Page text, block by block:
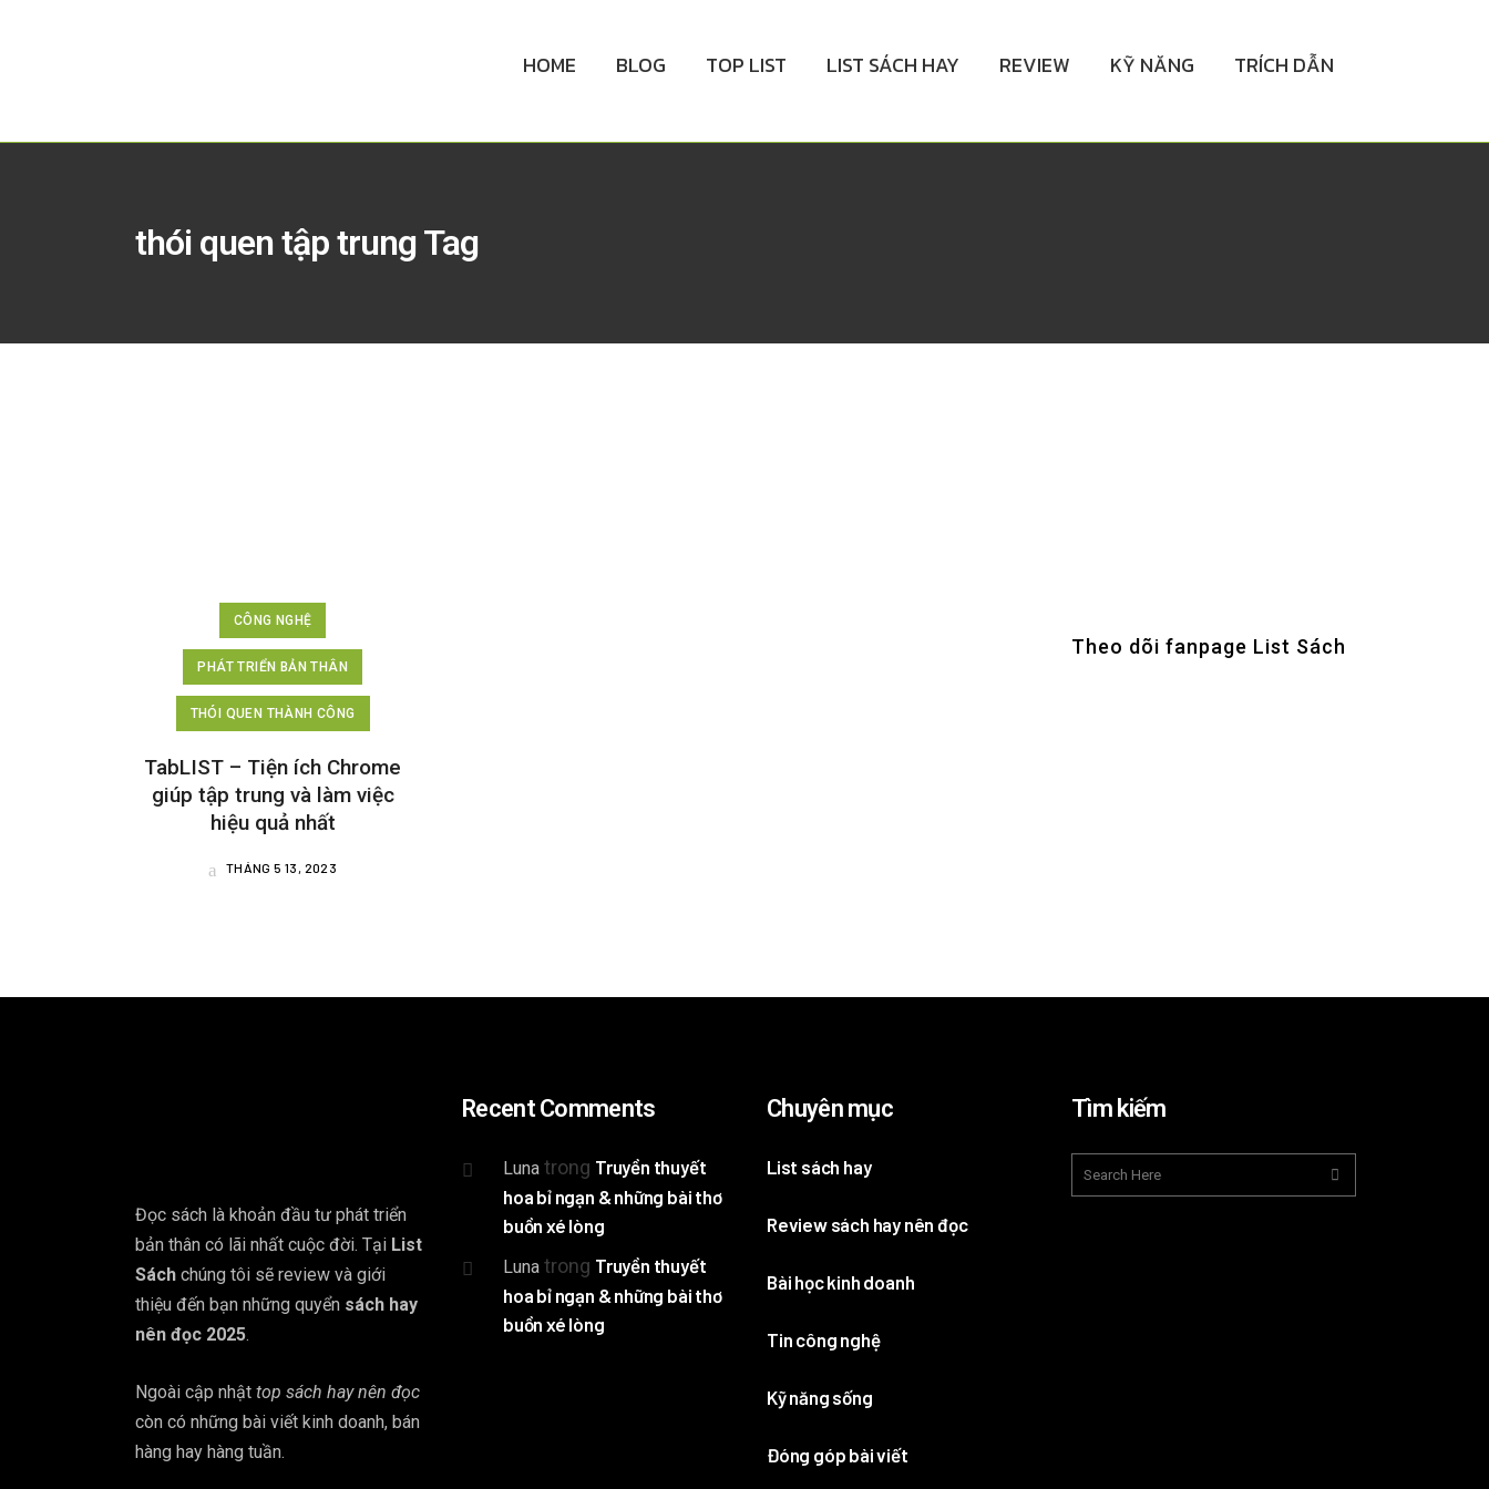
HOME BLOG TOP LIST LIST SÁCH HAY REVIEW KỸ NĂNG TRÍCH DẪN
thói quen tập trung Tag
CÔNG NGHỆ
PHÁT TRIỂN BẢN THÂN
THÓI QUEN THÀNH CÔNG
TabLIST – Tiện ích Chrome
giúp tập trung và làm việc
hiệu quả nhất
THÁNG 5 13, 2023
Theo dõi fanpage List Sách
Đọc sách là khoản đầu tư phát triển
bản thân có lãi nhất cuộc đời. Tại List
Sách chúng tôi sẽ review và giới
thiệu đến bạn những quyển sách hay
nên đọc 2025.
Ngoài cập nhật top sách hay nên đọc
còn có những bài viết kinh doanh, bán
hàng hay hàng tuần.
Recent Comments
Luna trong Truyền thuyết
hoa bỉ ngạn & những bài thơ
buồn xé lòng
Luna trong Truyền thuyết
hoa bỉ ngạn & những bài thơ
buồn xé lòng
Chuyên mục
List sách hay
Review sách hay nên đọc
Bài học kinh doanh
Tin công nghệ
Kỹ năng sống
Đóng góp bài viết
Tìm kiếm